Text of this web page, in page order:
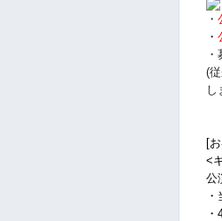
・
・
(
し
[
<
公